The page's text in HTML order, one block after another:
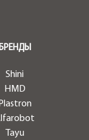
БРЕНДЫ
Shini
HMD
Plastron
Tayu